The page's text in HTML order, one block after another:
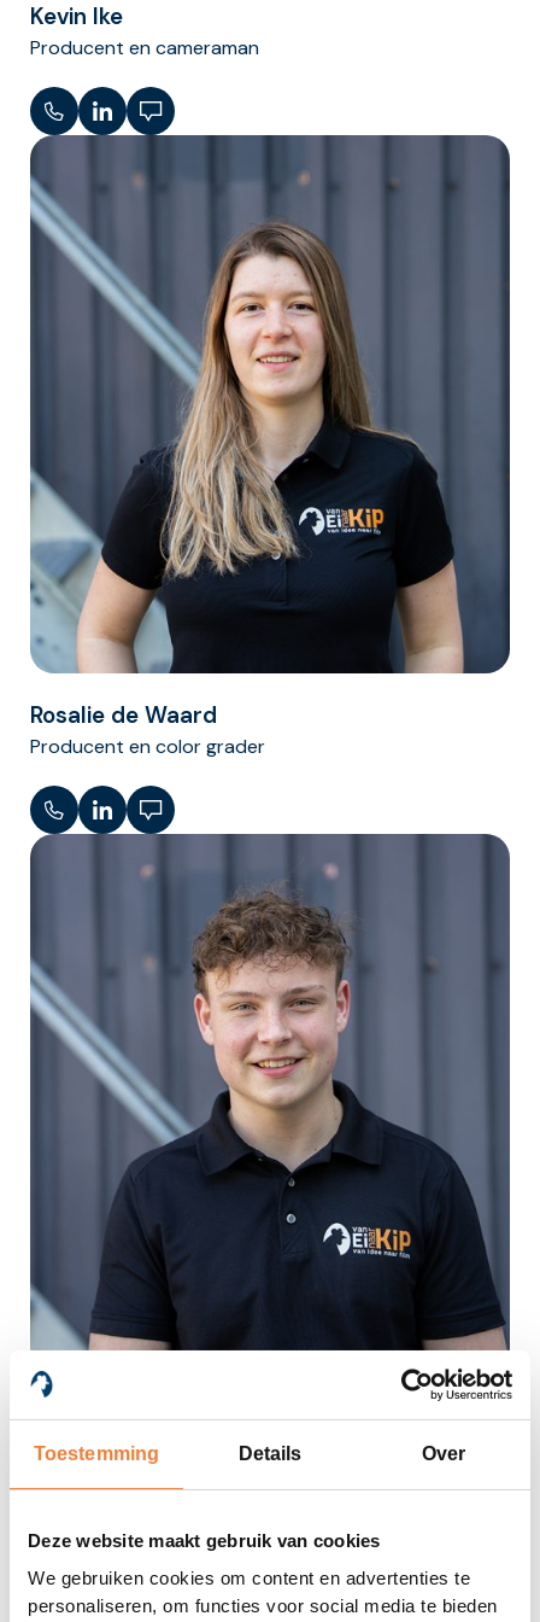
Toestemming Details Over
Deze website maakt gebruik van cookies
We gebruiken cookies om content en advertenties te
personaliseren, om functies voor social media te bieden
Kevin Ike
Producent en cameraman
Rosalie de Waard
Producent en color grader
Niels van Heerikhuize
Editor en cameraman